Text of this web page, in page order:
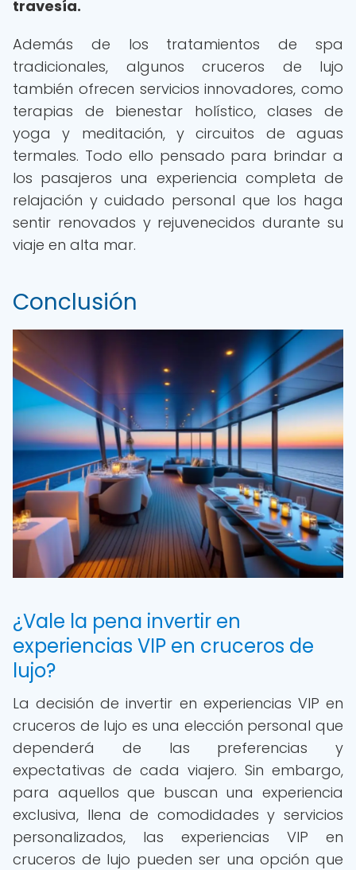
travesía.
Además de los tratamientos de spa
tradicionales, algunos cruceros de lujo
también ofrecen servicios innovadores, como
terapias de bienestar holístico, clases de
yoga y meditación, y circuitos de aguas
termales. Todo ello pensado para brindar a
los pasajeros una experiencia completa de
relajación y cuidado personal que los haga
sentir renovados y rejuvenecidos durante su
viaje en alta mar.
Conclusión
¿Vale la pena invertir en
experiencias VIP en cruceros de
lujo?
La decisión de invertir en experiencias VIP en
cruceros de lujo es una elección personal que
dependerá de las preferencias y
expectativas de cada viajero. Sin embargo,
para aquellos que buscan una experiencia
exclusiva, llena de comodidades y servicios
personalizados, las experiencias VIP en
cruceros de lujo pueden ser una opción que